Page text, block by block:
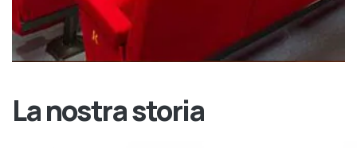
La nostra storia